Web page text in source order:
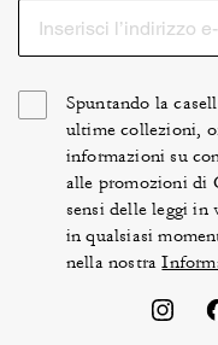
Spuntando la
ultime collezioni,
informazioni su
alle promozioni di
sensi delle leggi in
in qualsiasi
nella nostra